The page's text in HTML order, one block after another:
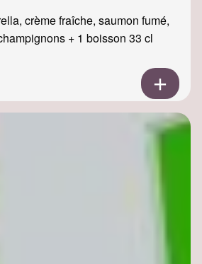
crème fraîche, saumon fumé,
+ 1 boisson 33 cl